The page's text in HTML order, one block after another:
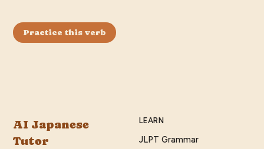
Practice this verb
AI Japanese
Tutor
LEARN
JLPT Grammar